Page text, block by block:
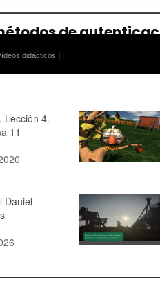
La
3:38 · 2015
Análisis
Watchmen
6:10 · 2021